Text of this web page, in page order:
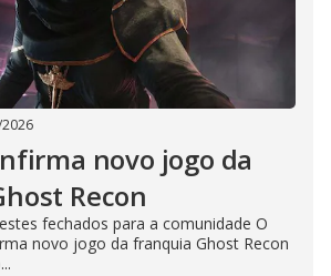
novo jogo da
Recon
fechados para a comunidade O
novo jogo da franquia Ghost Recon